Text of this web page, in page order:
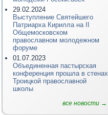
29.02.2024
Выступление Святейшего
Патриарха Кирилла на II
Общемосковском
православном молодежном
форуме
01.07.2023
Объединенная пастырская
конференция прошла в стенах
Троицкой православной
школы
все новости →